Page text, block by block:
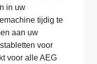
in uw
tijdig te
aan uw
voor
voor alle AEG